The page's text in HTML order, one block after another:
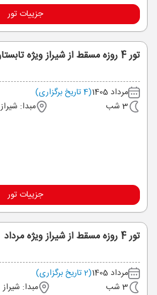
جزییات تور
تور 4 روزه مسقط از شیراز ویژه تابستان 1405
مرداد 1405
(4 تاریخ برگزاری)
3 شب
مبدا: شیراز
جزییات تور
تور 4 روزه مسقط از شیراز ویژه مرداد
مرداد 1405
(2 تاریخ برگزاری)
3 شب
مبدا: شیراز